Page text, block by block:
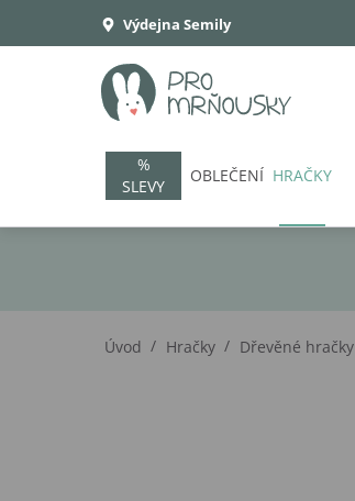
Výdejna Semily
%
SLEVY
OBLEČENÍ HRAČKY
Úvod / Hračky / Dřevěné hračky